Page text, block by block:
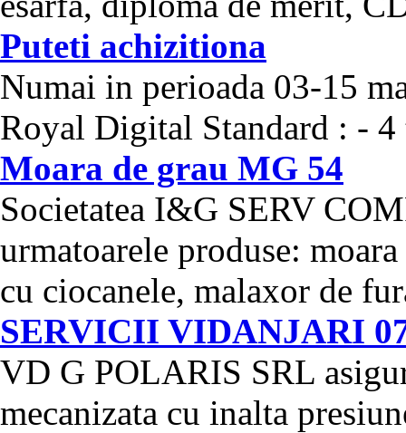
Puteti achizitiona
Numai in perioada 03-15
Royal Digital Standard : -
Moara de grau MG 54
Societatea I&G SERV
urmatoarele produse:
cu ciocanele, malaxor de
SERVICII VIDANJARI
VD G POLARIS SRL
mecanizata cu inalta